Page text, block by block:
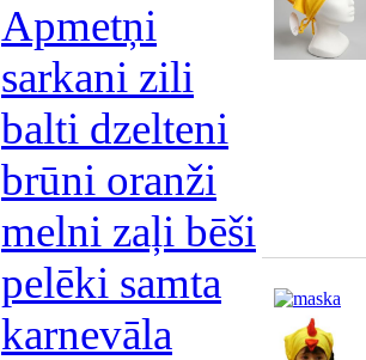
Apmetņi
sarkani zili
balti dzelteni
brūni oranži
melni zaļi bēši
pelēki samta
karnevāla